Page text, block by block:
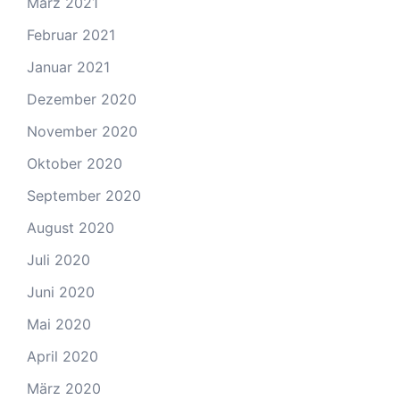
Februar 2021
Januar 2021
Dezember 2020
November 2020
Oktober 2020
September 2020
August 2020
Juli 2020
Juni 2020
Mai 2020
April 2020
März 2020